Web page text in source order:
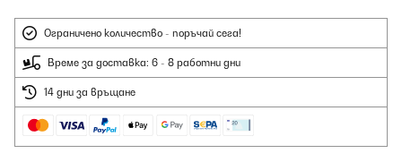
Ограничено количество - поръчай сега!
Време за доставка: 6 - 8 работни дни
14 дни за връщане